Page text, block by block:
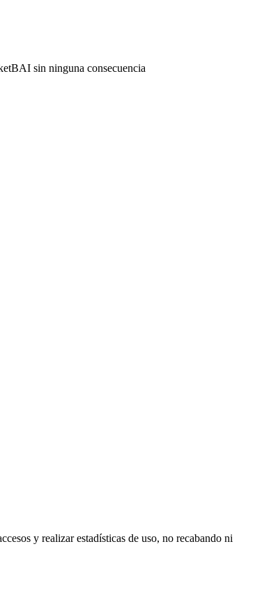
sin ninguna consecuencia
y realizar estadísticas de uso, no recabando ni